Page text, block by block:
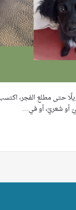
حتى مطلع الفجر،
أو شعريّ، أو في…